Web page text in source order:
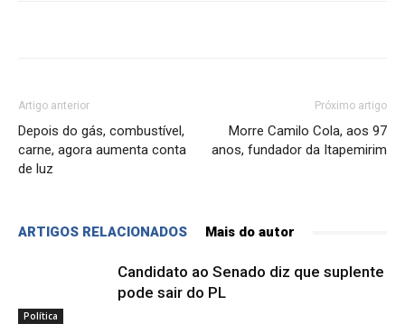
Artigo anterior
Depois do gás, combustível,
carne, agora aumenta conta
de luz
Próximo artigo
Morre Camilo Cola, aos 97
anos, fundador da Itapemirim
ARTIGOS RELACIONADOS Mais do autor
Política
Candidato ao Senado diz que suplente
pode sair do PL